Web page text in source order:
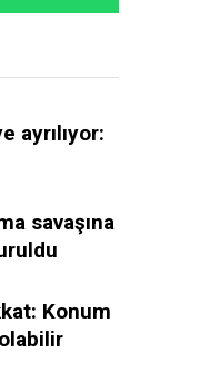
ayrılıyor:
savaşına
Konum